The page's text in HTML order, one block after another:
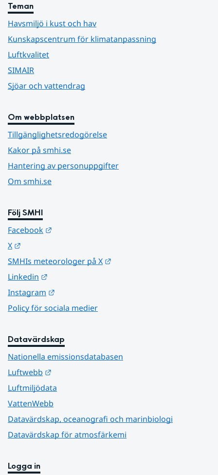
Teman
Havsmiljö i kust och hav
Kunskapscentrum för klimatanpassning
Luftkvalitet
SIMAIR
Sjöar och vattendrag
Om webbplatsen
Tillgänglighetsredogörelse
Kakor på smhi.se
Hantering av personuppgifter
Om smhi.se
Följ SMHI
Facebook
X
SMHIs meteorologer på X
Linkedin
Instagram
Policy för sociala medier
Datavärdskap
Nationella emissionsdatabasen
Luftwebb
Luftmiljödata
VattenWebb
Datavärdskap, oceanografi och marinbiologi
Datavärdskap för atmosfärkemi
Logga in